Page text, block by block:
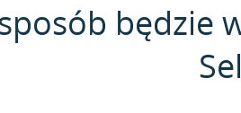
będzie